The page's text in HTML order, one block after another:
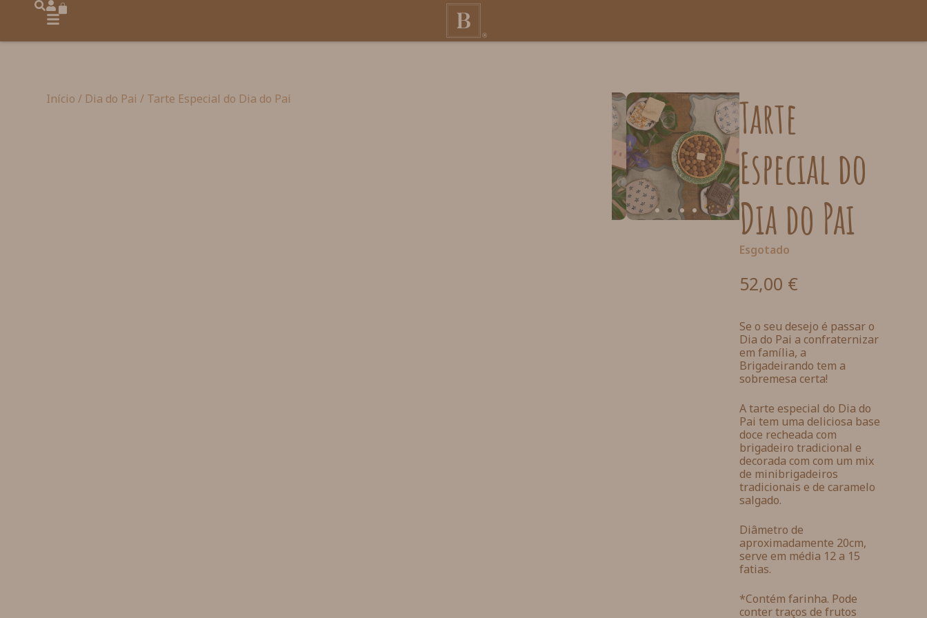
Início / Dia do Pai / Tarte Especial do Dia do Pai
Tarte
Especial do
Dia do Pai
52,00 €
Se o seu desejo é passar o
Dia do Pai a confraternizar
em família, a
Brigadeirando tem a
sobremesa certa!
A tarte especial do Dia do
Pai tem uma deliciosa base
doce recheada com
brigadeiro tradicional e
decorada com com um mix
de minibrigadeiros
tradicionais e de caramelo
salgado.
Diâmetro de
aproximadamente 20cm,
serve em média 12 a 15
fatias.
*Contém farinha. Pode
conter traços de frutos
Esgotado